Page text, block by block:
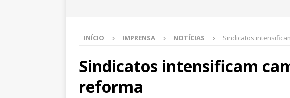
INÍCIO IMPRENSA NOTÍCIAS Sindicatos
Sindicatos intensificam
reforma